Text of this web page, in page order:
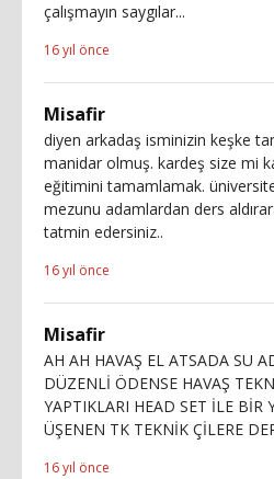
çalışmayın saygılar...
16 yıl önce
Misafir
diyen arkadaş isminizin keşke
manidar olmuş. kardeş size mi
eğitimini tamamlamak.
mezunu adamlardan ders
tatmin edersiniz..
16 yıl önce
Misafir
AH AH HAVAŞ EL ATSADA SU
DÜZENLİ ÖDENSE HAVAŞ
YAPTIKLARI HEAD SET İLE BİR
ÜŞENEN TK TEKNİK ÇİLERE
16 yıl önce